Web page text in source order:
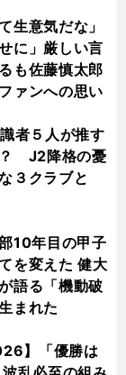
生意気だな」
に」厳しい言
も佐藤慎太郎
ァンへの思い
者５人が推す
？ J2降格の憂
３クラブと
10年目の甲子
を変えた 健大
語る「機動破
まれた
】「優勝は